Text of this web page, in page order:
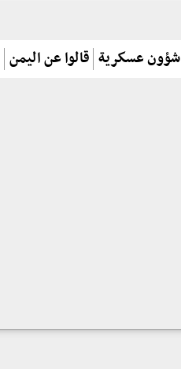
شؤون عسكرية قالوا عن اليمن